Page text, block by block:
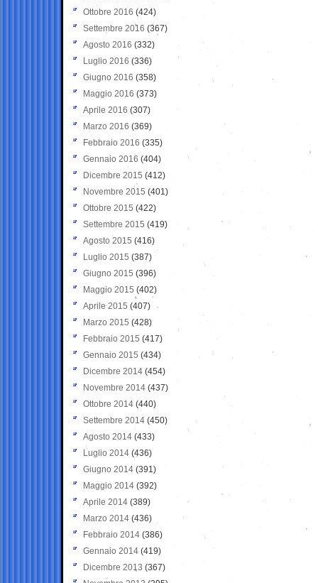
Ottobre 2016 (424)
Settembre 2016 (367)
Agosto 2016 (332)
Luglio 2016 (336)
Giugno 2016 (358)
Maggio 2016 (373)
Aprile 2016 (307)
Marzo 2016 (369)
Febbraio 2016 (335)
Gennaio 2016 (404)
Dicembre 2015 (412)
Novembre 2015 (401)
Ottobre 2015 (422)
Settembre 2015 (419)
Agosto 2015 (416)
Luglio 2015 (387)
Giugno 2015 (396)
Maggio 2015 (402)
Aprile 2015 (407)
Marzo 2015 (428)
Febbraio 2015 (417)
Gennaio 2015 (434)
Dicembre 2014 (454)
Novembre 2014 (437)
Ottobre 2014 (440)
Settembre 2014 (450)
Agosto 2014 (433)
Luglio 2014 (436)
Giugno 2014 (391)
Maggio 2014 (392)
Aprile 2014 (389)
Marzo 2014 (436)
Febbraio 2014 (386)
Gennaio 2014 (419)
Dicembre 2013 (367)